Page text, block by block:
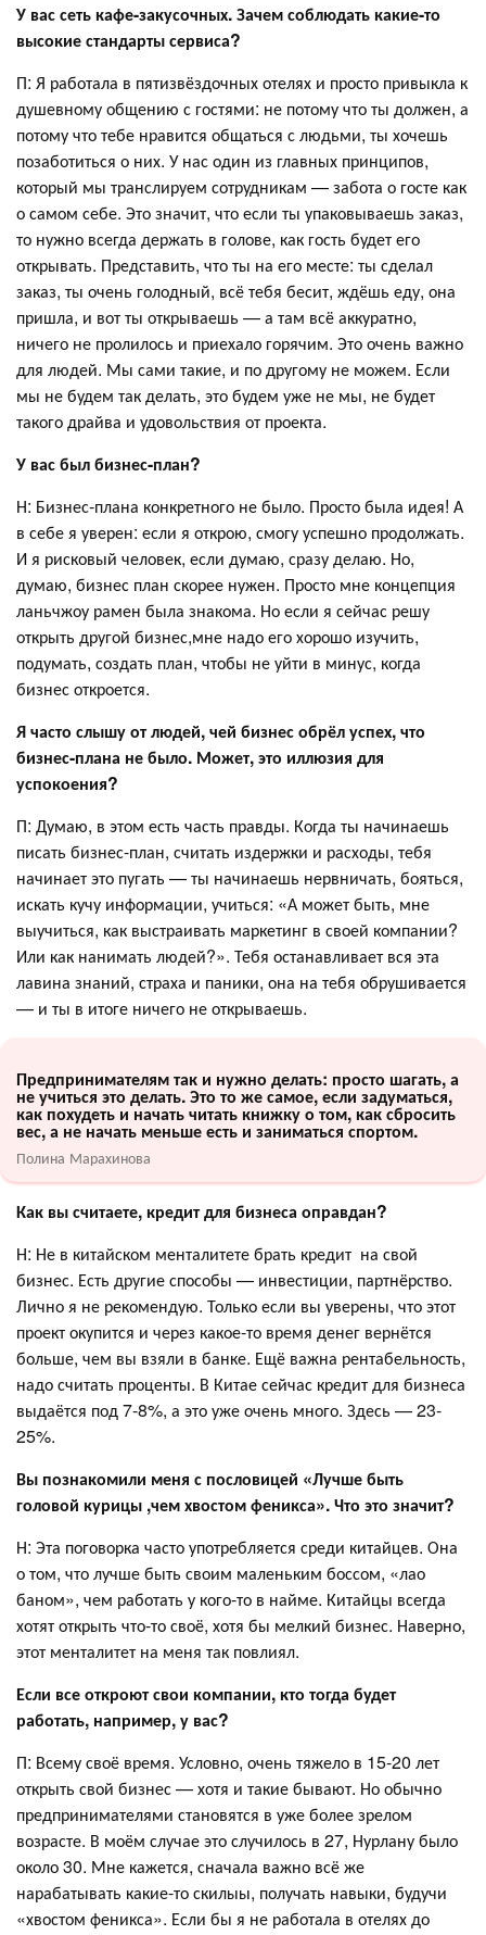
У вас сеть кафе-закусочных. Зачем соблюдать какие-то
высокие стандарты сервиса?
П: Я работала в пятизвёздочных отелях и просто привыкла к
душевному общению с гостями: не потому что ты должен, а
потому что тебе нравится общаться с людьми, ты хочешь
позаботиться о них. У нас один из главных принципов,
который мы транслируем сотрудникам — забота о госте как
о самом себе. Это значит, что если ты упаковываешь заказ,
то нужно всегда держать в голове, как гость будет его
открывать. Представить, что ты на его месте: ты сделал
заказ, ты очень голодный, всё тебя бесит, ждёшь еду, она
пришла, и вот ты открываешь — а там всё аккуратно,
ничего не пролилось и приехало горячим. Это очень важно
для людей. Мы сами такие, и по другому не можем. Если
мы не будем так делать, это будем уже не мы, не будет
такого драйва и удовольствия от проекта.
У вас был бизнес-план?
Н: Бизнес-плана конкретного не было. Просто была идея! А
в себе я уверен: если я открою, смогу успешно продолжать.
И я рисковый человек, если думаю, сразу делаю. Но,
думаю, бизнес план скорее нужен. Просто мне концепция
ланьчжоу рамен была знакома. Но если я сейчас решу
открыть другой бизнес,мне надо его хорошо изучить,
подумать, создать план, чтобы не уйти в минус, когда
бизнес откроется.
Я часто слышу от людей, чей бизнес обрёл успех, что
бизнес-плана не было. Может, это иллюзия для
успокоения?
П: Думаю, в этом есть часть правды. Когда ты начинаешь
писать бизнес-план, считать издержки и расходы, тебя
начинает это пугать — ты начинаешь нервничать, бояться,
искать кучу информации, учиться: «А может быть, мне
выучиться, как выстраивать маркетинг в своей компании?
Или как нанимать людей?». Тебя останавливает вся эта
лавина знаний, страха и паники, она на тебя обрушивается
— и ты в итоге ничего не открываешь.
Предпринимателям так и нужно делать: просто шагать, а
не учиться это делать. Это то же самое, если задуматься,
как похудеть и начать читать книжку о том, как сбросить
вес, а не начать меньше есть и заниматься спортом.
Полина Марахинова
Как вы считаете, кредит для бизнеса оправдан?
Н: Не в китайском менталитете брать кредит на свой
бизнес. Есть другие способы — инвестиции, партнёрство.
Лично я не рекомендую. Только если вы уверены, что этот
проект окупится и через какое-то время денег вернётся
больше, чем вы взяли в банке. Ещё важна рентабельность,
надо считать проценты. В Китае сейчас кредит для бизнеса
выдаётся под 7-8%, а это уже очень много. Здесь — 23-
25%.
Вы познакомили меня с пословицей «Лучше быть
головой курицы ,чем хвостом феникса». Что это значит?
Н: Эта поговорка часто употребляется среди китайцев. Она
о том, что лучше быть своим маленьким боссом, «лао
баном», чем работать у кого-то в найме. Китайцы всегда
хотят открыть что-то своё, хотя бы мелкий бизнес. Наверно,
этот менталитет на меня так повлиял.
Если все откроют свои компании, кто тогда будет
работать, например, у вас?
П: Всему своё время. Условно, очень тяжело в 15-20 лет
открыть свой бизнес — хотя и такие бывают. Но обычно
предпринимателями становятся в уже более зрелом
возрасте. В моём случае это случилось в 27, Нурлану было
около 30. Мне кажется, сначала важно всё же
нарабатывать какие-то скилыы, получать навыки, будучи
«хвостом феникса». Если бы я не работала в отелях до